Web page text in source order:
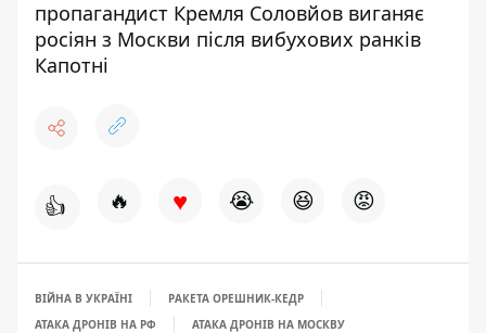
пропагандист Кремля Соловйов виганяє
росіян з Москви після вибухових ранків
Капотні
👍 🔥 ♥ 😭 😆 😡
ВІЙНА В УКРАЇНІ
РАКЕТА ОРЕШНИК-КЕДР
АТАКА ДРОНІВ НА РФ
АТАКА ДРОНІВ НА МОСКВУ